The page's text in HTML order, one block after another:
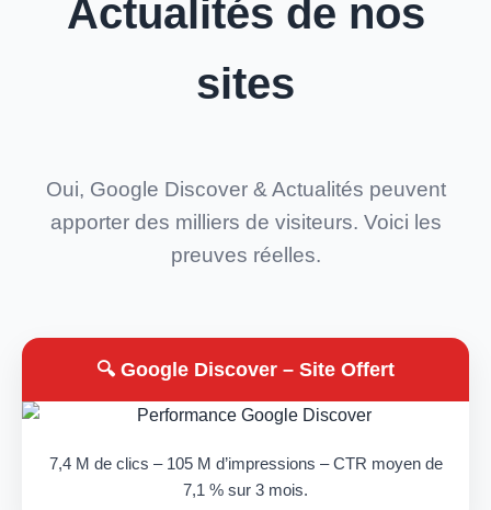
Actualités de nos
sites
Oui, Google Discover & Actualités peuvent
apporter des milliers de visiteurs. Voici les
preuves réelles.
🔍 Google Discover – Site Offert
7,4 M de clics – 105 M d’impressions – CTR moyen de
7,1 % sur 3 mois.